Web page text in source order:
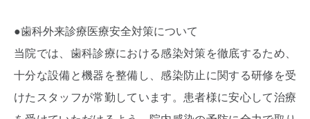
●歯科外来診療医療安全対策について
当院では、歯科診療における感染対策を徹底するため、
十分な設備と機器を整備し、感染防止に関する研修を受
けたスタッフが常勤しています。患者様に安心して治療